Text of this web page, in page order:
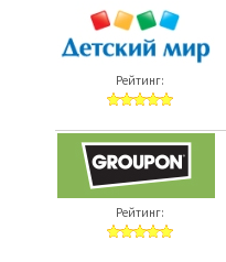
Рейтинг:
Рейтинг: